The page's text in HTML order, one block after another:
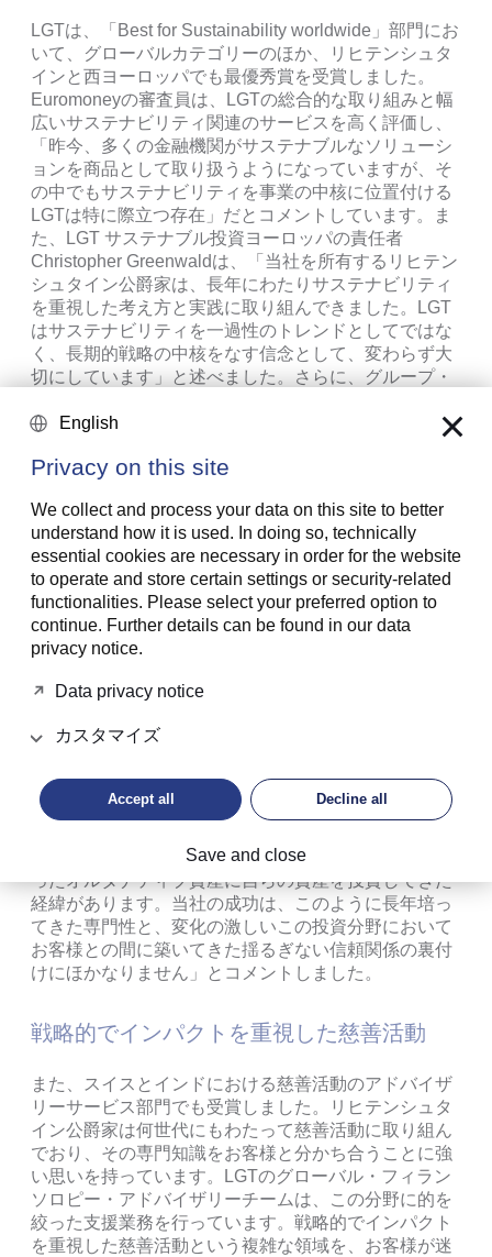
LGTは、「Best for Sustainability worldwide」部門にお
いて、グローバルカテゴリーのほか、リヒテンシュタ
インと西ヨーロッパでも最優秀賞を受賞しました。
Euromoneyの審査員は、LGTの総合的な取り組みと幅
広いサステナビリティ関連のサービスを高く評価し、
「昨今、多くの金融機関がサステナブルなソリューシ
ョンを商品として取り扱うようになっていますが、そ
の中でもサステナビリティを事業の中核に位置付ける
LGTは特に際立つ存在」だとコメントしています。ま
た、LGT サステナブル投資ヨーロッパの責任者
Christopher Greenwaldは、「当社を所有するリヒテン
シュタイン公爵家は、長年にわたりサステナビリティ
を重視した考え方と実践に取り組んできました。LGT
はサステナビリティを一過性のトレンドとしてではな
く、長期的戦略の中核をなす信念として、変わらず大
切にしています」と述べました。さらに、グループ・
Finsterwaldは、「私たちにとって重要なのは、お客様
インナップを拡充し続けることです。こうした取り組
積極的に貢献することを望み、その手段として意欲的
なサステナビリティ戦略を推進しています。こうした
活動が審査員の方々に評価されたことを大変うれしく
思います」と、受賞の喜びを述べました。
オルタナティブ投資における確かな専門性
LGTはさらに、オルタナティブ投資における高い専門
ンの「Best for Alternative Investments award」を受賞
ッパの責任者Reto Stohlerは、「LGTは、オルタナティ
ブ投資において数十年の経験を有します。その大きな
らプライベートエクイティやプライベートデットとい
ったオルタナティブ資産に自らの資産を投資してきた
経緯があります。当社の成功は、このように長年培っ
てきた専門性と、変化の激しいこの投資分野において
お客様との間に築いてきた揺るぎない信頼関係の裏付
けにほかなりません」とコメントしました。
戦略的でインパクトを重視した慈善活動
また、スイスとインドにおける慈善活動のアドバイザ
リーサービス部門でも受賞しました。リヒテンシュタ
イン公爵家は何世代にもわたって慈善活動に取り組ん
でおり、その専門知識をお客様と分かち合うことに強
い思いを持っています。LGTのグローバル・フィラン
ソロピー・アドバイザリーチームは、この分野に的を
絞った支援業務を行っています。戦略的でインパクト
を重視した慈善活動という複雑な領域を、お客様が迷
English
Privacy on this site
We collect and process your data on this site to better
understand how it is used. In doing so, technically
essential cookies are necessary in order for the website
to operate and store certain settings or security-related
functionalities. Please select your preferred option to
continue. Further details can be found in our data
privacy notice.
Data privacy notice
カスタマイズ
Accept all Decline all
Save and close